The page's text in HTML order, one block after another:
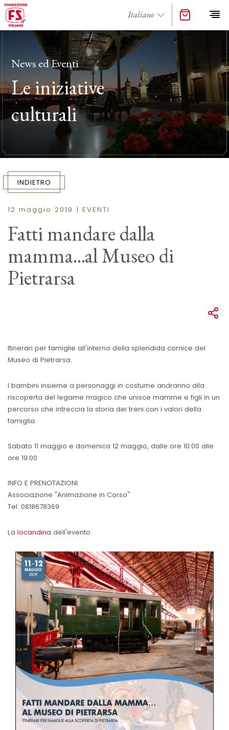
News ed Eventi
Le iniziative
culturali
INDIETRO
12 maggio 2019 | EVENTI
Fatti mandare dalla
mamma...al Museo di
Pietrarsa
Itinerari per famiglie all'interno della splendida cornice del
Museo di Pietrarsa.
I bambini insieme a personaggi in costume andranno alla
riscoperta del legame magico che unisce mamme e figli in un
percorso che intreccia la storia dei treni con i valori della
famiglia.
Sabato 11 maggio e domenica 12 maggio, dalle ore 10:00 alle
ore 19:00
INFO E PRENOTAZIONI
Associazione "Animazione in Corso"
Tel. 0818678369
La locandina dell'evento